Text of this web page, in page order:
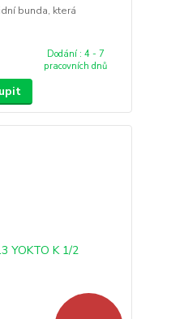
bunda, která
Dodání : 4 - 7
pracovních dnů